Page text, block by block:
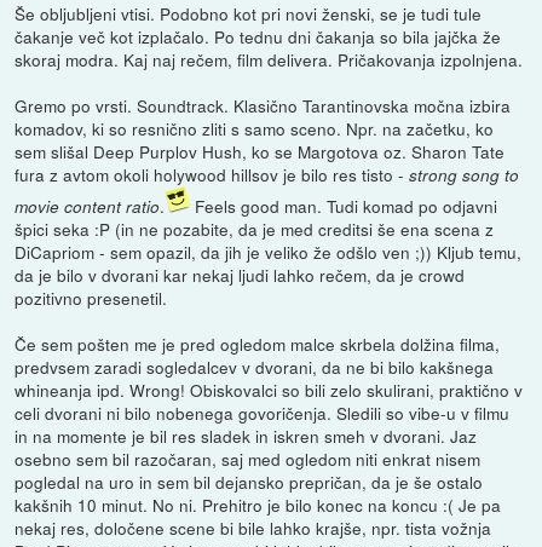
Še obljubljeni vtisi. Podobno kot pri novi ženski, se je tudi tule
čakanje več kot izplačalo. Po tednu dni čakanja so bila jajčka že
skoraj modra. Kaj naj rečem, film delivera. Pričakovanja izpolnjena.
Gremo po vrsti. Soundtrack. Klasično Tarantinovska močna izbira
komadov, ki so resnično zliti s samo sceno. Npr. na začetku, ko
sem slišal Deep Purplov Hush, ko se Margotova oz. Sharon Tate
fura z avtom okoli holywood hillsov je bilo res tisto -strong song to
movie content ratio.
Feels good man. Tudi komad po odjavni
špici seka :P (in ne pozabite, da je med creditsi še ena scena z
DiCapriom - sem opazil, da jih je veliko že odšlo ven ;)) Kljub temu,
da je bilo v dvorani kar nekaj ljudi lahko rečem, da je crowd
pozitivno presenetil.
Če sem pošten me je pred ogledom malce skrbela dolžina filma,
predvsem zaradi sogledalcev v dvorani, da ne bi bilo kakšnega
whineanja ipd. Wrong! Obiskovalci so bili zelo skulirani, praktično v
celi dvorani ni bilo nobenega govoričenja. Sledili so vibe-u v filmu
in na momente je bil res sladek in iskren smeh v dvorani. Jaz
osebno sem bil razočaran, saj med ogledom niti enkrat nisem
pogledal na uro in sem bil dejansko prepričan, da je še ostalo
kakšnih 10 minut. No ni. Prehitro je bilo konec na koncu :( Je pa
nekaj res, določene scene bi bile lahko krajše, npr. tista vožnja